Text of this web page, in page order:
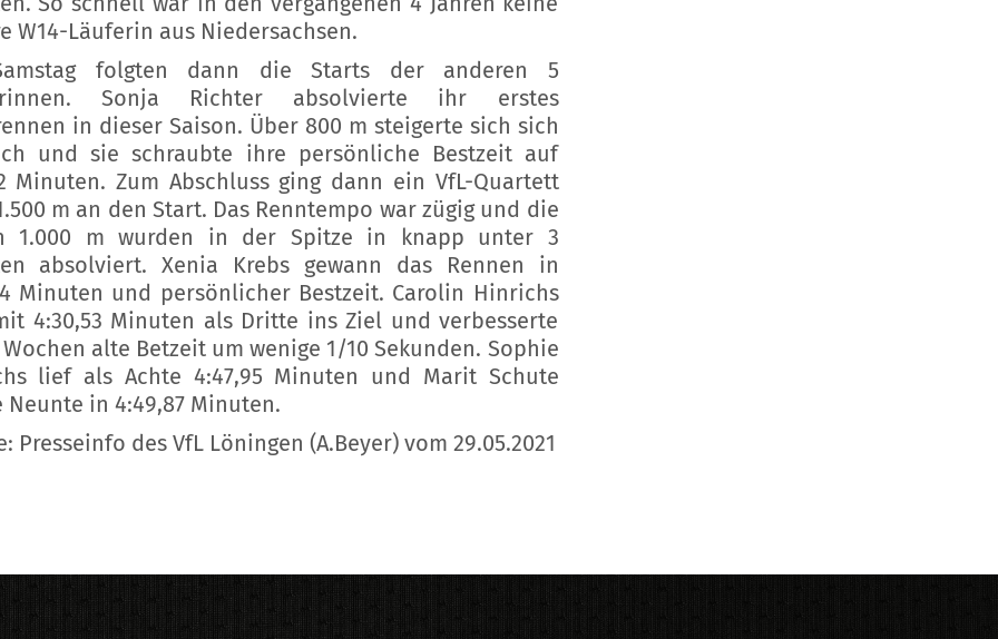
W14-Läuferin aus Niedersachsen.
folgten dann die Starts der anderen 5
Sonja Richter absolvierte ihr erstes
in dieser Saison. Über 800 m steigerte sich sich
und sie schraubte ihre persönliche Bestzeit auf
Minuten. Zum Abschluss ging dann ein VfL-Quartett
m an den Start. Das Renntempo war zügig und die
1.000 m wurden in der Spitze in knapp unter 3
absolviert. Xenia Krebs gewann das Rennen in
Minuten und persönlicher Bestzeit. Carolin Hinrichs
4:30,53 Minuten als Dritte ins Ziel und verbesserte
alte Betzeit um wenige 1/10 Sekunden. Sophie
lief als Achte 4:47,95 Minuten und Marit Schute
Neunte in 4:49,87 Minuten.
Presseinfo des VfL Löningen (A.Beyer) vom 29.05.2021